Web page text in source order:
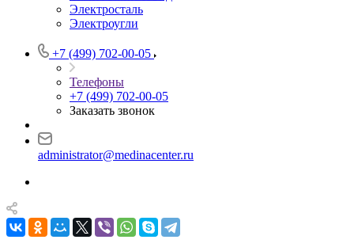
Электросталь
Электроугли
+7 (499) 702-00-05
Телефоны
+7 (499) 702-00-05
Заказать звонок
administrator@medinacenter.ru